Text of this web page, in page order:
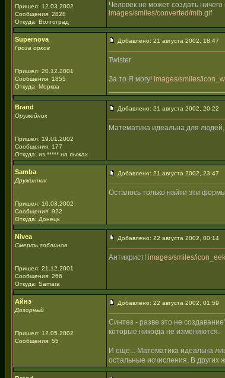
Пришел: 12.03.2002
Сообщения: 2828
Откуда: Волгоград
Человек не может создать ничего
images/smiles/converted/mib.gif
Supernova
Гроза орков
Пришел: 20.12.2001
Сообщения: 1855
Откуда: Морква
Добавлено: 21 августа 2002, 18:47
Twister
За то Я могу! images/smiles/
Brand
Оружейник
Пришел: 19.01.2002
Сообщения: 177
Откуда: из ***** на лыжах
Добавлено: 21 августа 2002, 20:22
Математика идеальна для
Samba
Дружинник
Пришел: 10.03.2002
Сообщения: 922
Откуда: Донецк
Добавлено: 21 августа 2002, 23:47
Осталось только найти эти формы
Nivea
Смерть гоблинов
Пришел: 21.12.2001
Сообщения: 266
Откуда: Samara
Добавлено: 22 августа 2002, 00:14
Антихрист! images/smiles/
Айнэ
Дозорный
Пришел: 12.05.2002
Сообщения: 55
Добавлено: 22 августа 2002, 01:59
Синтез - разве это не
которые никогда не изменяются.
И еще... Математика идеальна
остальные исчисления. В других